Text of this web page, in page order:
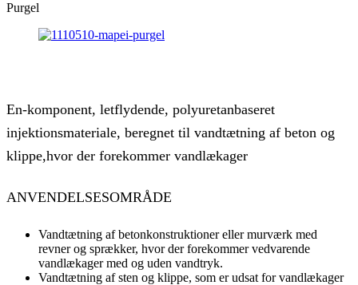
Purgel
En-komponent, letflydende, polyuretanbaseret
injektionsmateriale, beregnet til vandtætning af beton og
klippe,hvor der forekommer vandlækager
ANVENDELSESOMRÅDE
Vandtætning af betonkonstruktioner eller murværk med
revner og sprækker, hvor der forekommer vedvarende
vandlækager med og uden vandtryk.
Vandtætning af sten og klippe, som er udsat for vandlækager